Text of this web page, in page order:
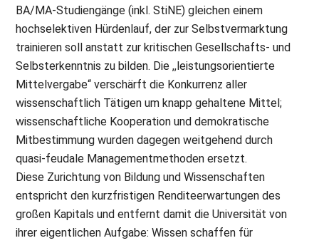
BA/MA-Studiengänge (inkl. StiNE) gleichen einem
hochselektiven Hürdenlauf, der zur Selbstvermarktung
trainieren soll anstatt zur kritischen Gesellschafts- und
Selbsterkenntnis zu bilden. Die ,,leistungsorientierte
Mittelvergabe“ verschärft die Konkurrenz aller
wissenschaftlich Tätigen um knapp gehaltene Mittel;
wissenschaftliche Kooperation und demokratische
Mitbestimmung wurden dagegen weitgehend durch
quasi-feudale Managementmethoden ersetzt.
Diese Zurichtung von Bildung und Wissenschaften
entspricht den kurzfristigen Renditeerwartungen des
großen Kapitals und entfernt damit die Universität von
ihrer eigentlichen Aufgabe: Wissen schaffen für